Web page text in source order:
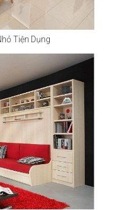
Tiện Dụng